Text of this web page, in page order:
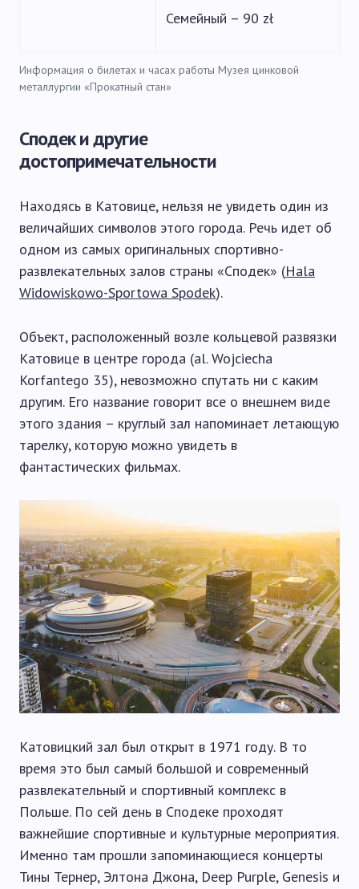
Информация о билетах и часах работы Музея цинковой
металлургии «Прокатный стан»
Семейный – 90 zł
Сподек и другие
достопримечательности
Находясь в Катовице, нельзя не увидеть один из
величайших символов этого города. Речь идет об
одном из самых оригинальных спортивно-
развлекательных залов страны «Сподек» (Hala
Widowiskowo-Sportowa Spodek).
Объект, расположенный возле кольцевой развязки
Катовице в центре города (al. Wojciecha
Korfantego 35), невозможно спутать ни с каким
другим. Его название говорит все о внешнем виде
этого здания – круглый зал напоминает летающую
тарелку, которую можно увидеть в
фантастических фильмах.
Катовицкий зал был открыт в 1971 году. В то
время это был самый большой и современный
развлекательный и спортивный комплекс в
Польше. По сей день в Сподеке проходят
важнейшие спортивные и культурные мероприятия.
Именно там прошли запоминающиеся концерты
Тины Тернер, Элтона Джона, Deep Purple, Genesis и